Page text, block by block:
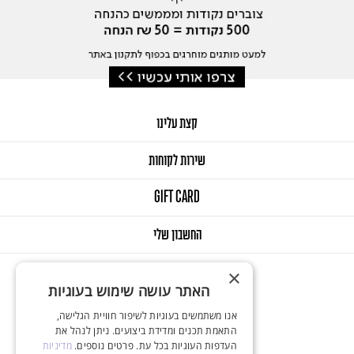
קצת עלינו
שירות לקוחות
GIFT CARD
החשבון שלי
© 2025 Onlys. All Rights Reserved
× האתר עושה שימוש בעוגיות
אנו משתמשים בעוגיות לשיפור חוויית הגלישה,
התאמת תכנים ומדידת ביצועים. ניתן לנהל את
העדפות העוגיות בכל עת. פרטים נוספים.מדיניות